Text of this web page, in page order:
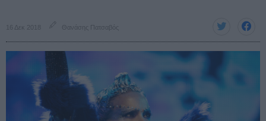
16 Δεκ 2018 Θανάσης Πατσαβός